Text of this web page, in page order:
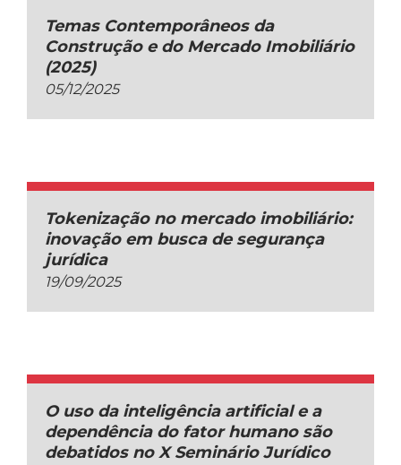
Temas Contemporâneos da
Construção e do Mercado Imobiliário
(2025)
05/12/2025
Tokenização no mercado imobiliário:
inovação em busca de segurança
jurídica
19/09/2025
O uso da inteligência artificial e a
dependência do fator humano são
debatidos no X Seminário Jurídico